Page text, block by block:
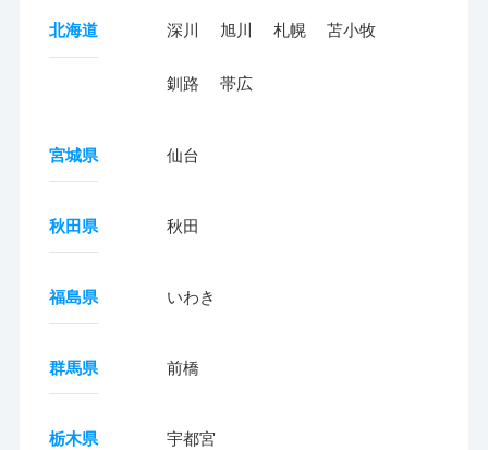
北海道 深川 旭川 札幌 苫小牧
釧路 帯広
宮城県 仙台
秋田県 秋田
福島県 いわき
群馬県 前橋
栃木県 宇都宮